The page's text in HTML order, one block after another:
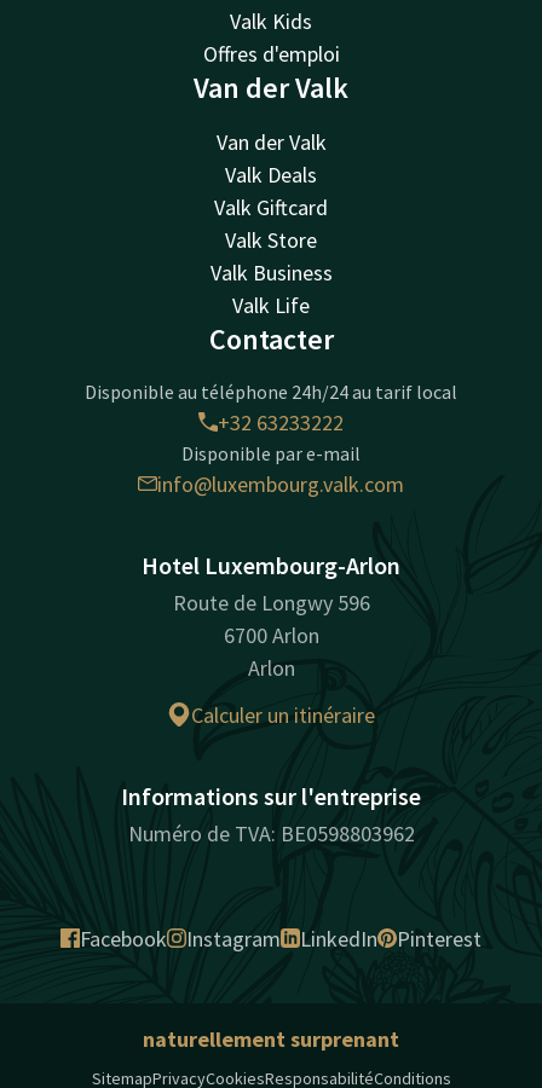
Valk Kids
Offres d'emploi
Van der Valk
Van der Valk
Valk Deals
Valk Giftcard
Valk Store
Valk Business
Valk Life
Contacter
Disponible au téléphone 24h/24 au tarif local
+32 63233222
Disponible par e-mail
info@luxembourg.valk.com
Hotel Luxembourg-Arlon
Route de Longwy 596
6700 Arlon
Arlon
Calculer un itinéraire
Informations sur l'entreprise
Numéro de TVA: BE0598803962
Facebook Instagram LinkedIn Pinterest
naturellement surprenant
SitemapPrivacyCookiesResponsabilitéConditions